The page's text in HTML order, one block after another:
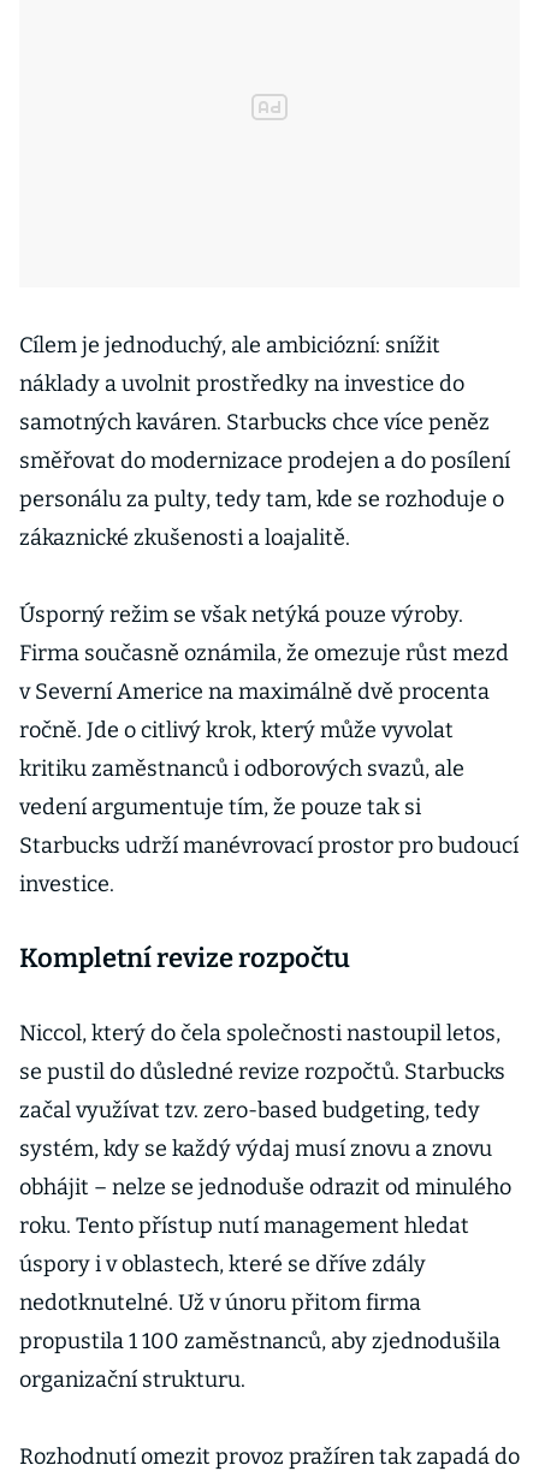
Cílem je jednoduchý, ale ambiciózní: snížit
náklady a uvolnit prostředky na investice do
samotných kaváren. Starbucks chce více peněz
směřovat do modernizace prodejen a do posílení
personálu za pulty, tedy tam, kde se rozhoduje o
zákaznické zkušenosti a loajalitě.
Úsporný režim se však netýká pouze výroby.
Firma současně oznámila, že omezuje růst mezd
v Severní Americe na maximálně dvě procenta
ročně. Jde o citlivý krok, který může vyvolat
kritiku zaměstnanců i odborových svazů, ale
vedení argumentuje tím, že pouze tak si
Starbucks udrží manévrovací prostor pro budoucí
investice.
Kompletní revize rozpočtu
Niccol, který do čela společnosti nastoupil letos,
se pustil do důsledné revize rozpočtů. Starbucks
začal využívat tzv. zero-based budgeting, tedy
systém, kdy se každý výdaj musí znovu a znovu
obhájit – nelze se jednoduše odrazit od minulého
roku. Tento přístup nutí management hledat
úspory i v oblastech, které se dříve zdály
nedotknutelné. Už v únoru přitom firma
propustila 1 100 zaměstnanců, aby zjednodušila
organizační strukturu.
Rozhodnutí omezit provoz pražíren tak zapadá do